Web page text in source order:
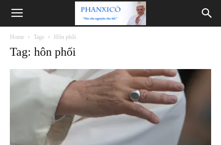
Phanxicô
Home Tags Hôn phối
Tag: hôn phối